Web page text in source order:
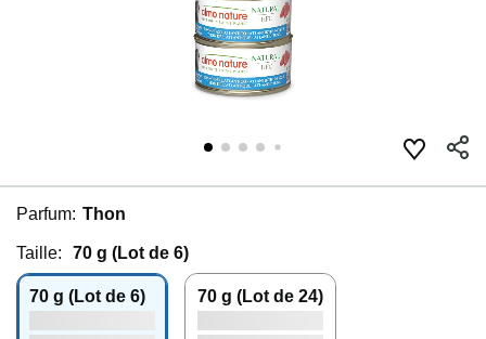
Parfum: Thon
Taille: 70 g (Lot de 6)
70 g (Lot de 6) 70 g (Lot de 24)